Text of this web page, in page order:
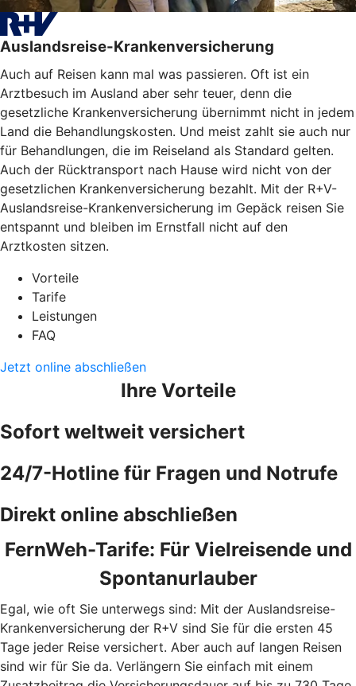
Auslandsreise-Krankenversicherung
Auch auf Reisen kann mal was passieren. Oft ist ein
Arztbesuch im Ausland aber sehr teuer, denn die
gesetzliche Krankenversicherung übernimmt nicht in jedem
Land die Behandlungskosten. Und meist zahlt sie auch nur
für Behandlungen, die im Reiseland als Standard gelten.
Auch der Rücktransport nach Hause wird nicht von der
gesetzlichen Krankenversicherung bezahlt. Mit der R+V-
Auslandsreise-Krankenversicherung im Gepäck reisen Sie
entspannt und bleiben im Ernstfall nicht auf den
Arztkosten sitzen.
Vorteile
Tarife
Leistungen
FAQ
Jetzt online abschließen
Ihre Vorteile
Sofort weltweit versichert
24/7-Hotline für Fragen und Notrufe
Direkt online abschließen
FernWeh-Tarife: Für Vielreisende und
Spontanurlauber
Egal, wie oft Sie unterwegs sind: Mit der Auslandsreise-
Krankenversicherung der R+V sind Sie für die ersten 45
Tage jeder Reise versichert. Aber auch auf langen Reisen
sind wir für Sie da. Verlängern Sie einfach mit einem